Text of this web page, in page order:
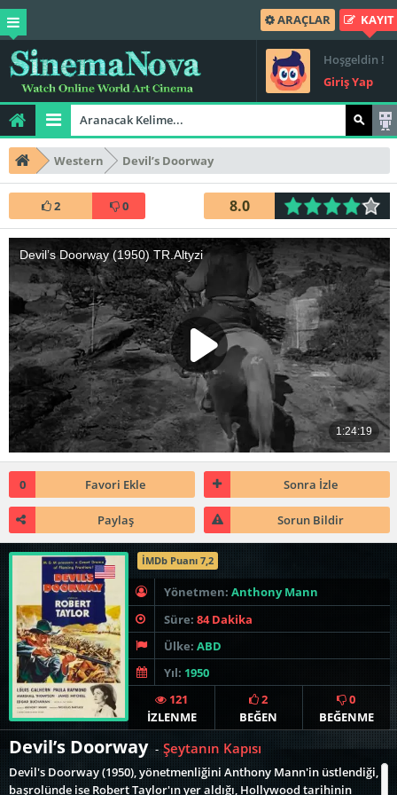
ARAÇLAR KAYIT
Hoşgeldin !
Giriş Yap
Western Devil’s Doorway
2 0 8.0
0 Favori Ekle Sonra İzle
Paylaş Sorun Bildir
İMDb Puanı 7,2
Yönetmen: Anthony Mann
Süre: 84 Dakika
Ülke: ABD
Yıl: 1950
121
İZLENME
2
BEĞEN
0
BEĞENME
Devil’s Doorway - Şeytanın Kapısı
Devil's Doorway (1950), yönetmenliğini Anthony Mann'in üstlendiği,
başrolünde ise Robert Taylor'ın yer aldığı, Hollywood tarihinin